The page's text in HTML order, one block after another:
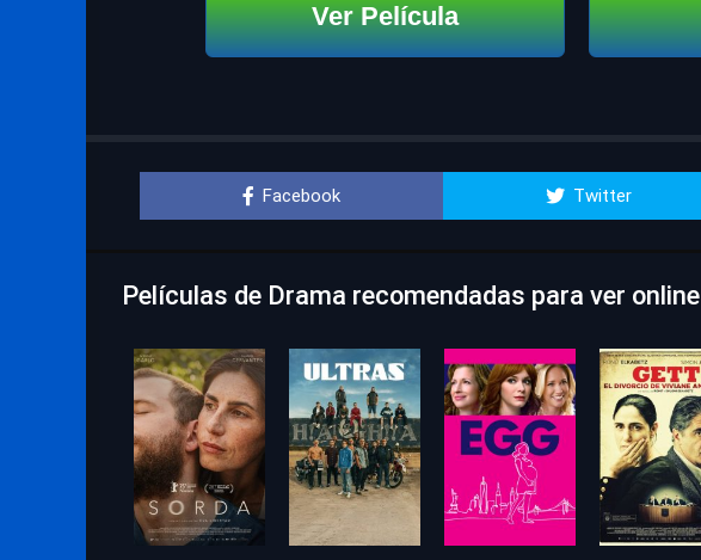
Ver Película
Facebook Twitter
Películas de Drama recomendadas para ver online